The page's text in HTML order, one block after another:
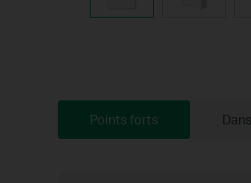
Points forts